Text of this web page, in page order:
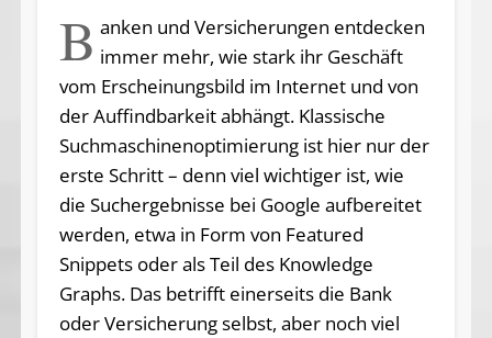
B anken und Versicherungen entdecken
immer mehr, wie stark ihr Geschäft
vom Erscheinungsbild im Internet und von
der Auffindbarkeit abhängt. Klassische
Suchmaschinenoptimierung ist hier nur der
erste Schritt – denn viel wichtiger ist, wie
die Suchergebnisse bei Google aufbereitet
werden, etwa in Form von Featured
Snippets oder als Teil des Knowledge
Graphs. Das betrifft einerseits die Bank
oder Versicherung selbst, aber noch viel